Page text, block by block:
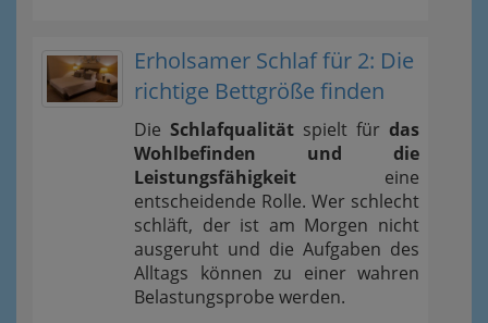
Erholsamer Schlaf für 2: Die
richtige Bettgröße finden
Die Schlafqualität spielt für das
Wohlbefinden und die
Leistungsfähigkeit eine
entscheidende Rolle. Wer schlecht
schläft, der ist am Morgen nicht
ausgeruht und die Aufgaben des
Alltags können zu einer wahren
Belastungsprobe werden.